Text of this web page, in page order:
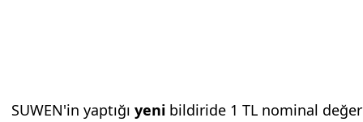
SUWEN'in yaptığı yeni bildiride 1 TL nominal